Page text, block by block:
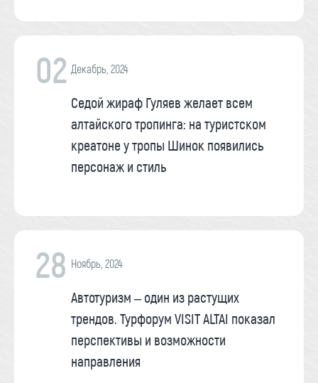
02 Декабрь, 2024
Седой жираф Гуляев желает всем
алтайского тропинга: на туристском
креатоне у тропы Шинок появились
персонаж и стиль
28 Ноябрь, 2024
Автотуризм – один из растущих
трендов. Турфорум VISIT ALTAI показал
перспективы и возможности
направления